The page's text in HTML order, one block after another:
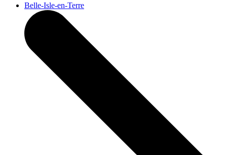
Belle-Isle-en-Terre